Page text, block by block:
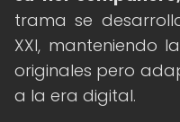
trama se
XXI, manteniendo
originales pero
a la era digital.